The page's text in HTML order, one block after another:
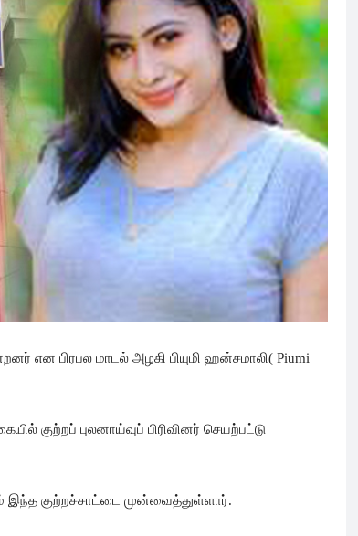
என பிரபல மாடல் அழகி பியுமி ஹன்சமாலி( Piumi
குற்றப் புலனாய்வுப் பிரிவினர் செயற்பட்டு
இந்த குற்றச்சாட்டை முன்வைத்துள்ளார்.